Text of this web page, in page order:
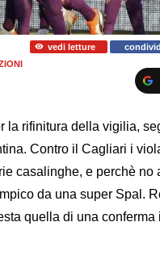
vedi letture
la rifinitura della vigilia,
Contro il Cagliari i
casalinghe, e perchè no
da una super Spal.
quella di una conferma